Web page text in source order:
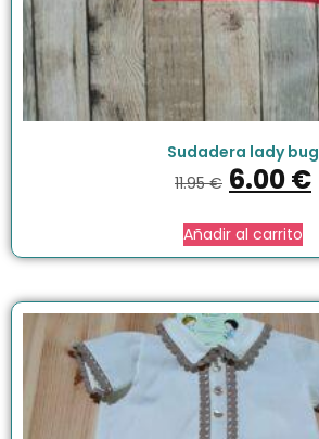
Sudadera lady bug
11.95€ 6.00€
Añadir al carrito